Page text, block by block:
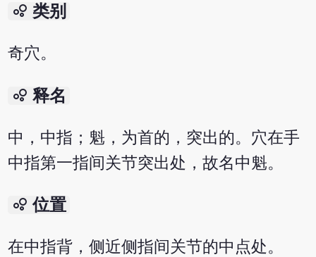
bubble_chart 类别
奇穴。
bubble_chart 释名
中，中指；魁，为首的，突出的。穴在手
中指第一指间关节突出处，故名中魁。
bubble_chart 位置
在中指背，侧近侧指间关节的中点处。